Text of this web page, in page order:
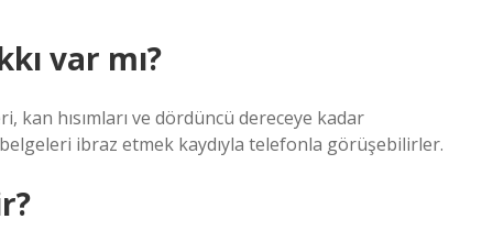
var mı?
kan hısımları ve dördüncü dereceye kadar
ibraz etmek kaydıyla telefonla görüşebilirler.